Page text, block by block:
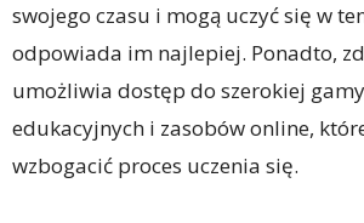
swojego czasu i mogą uczyć się w
odpowiada im najlepiej. Ponadto,
umożliwia dostęp do szerokiej
edukacyjnych i zasobów online,
wzbogacić proces uczenia się.